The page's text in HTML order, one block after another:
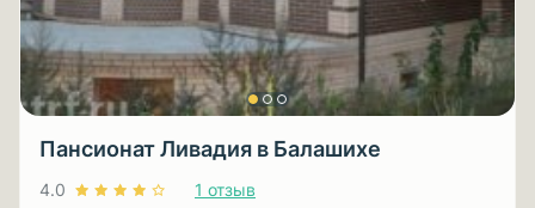
Пансионат Ливадия в Балашихе
4.0 1 отзыв